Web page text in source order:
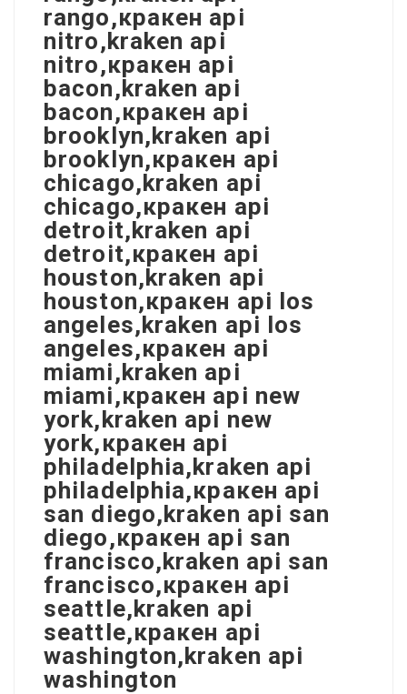
rango,кракен api
nitro,kraken api
nitro,кракен api
bacon,kraken api
bacon,кракен api
brooklyn,kraken api
brooklyn,кракен api
chicago,kraken api
chicago,кракен api
detroit,kraken api
detroit,кракен api
houston,kraken api
houston,кракен api los
angeles,kraken api los
angeles,кракен api
miami,kraken api
miami,кракен api new
york,kraken api new
york,кракен api
philadelphia,kraken api
philadelphia,кракен api
san diego,kraken api san
diego,кракен api san
francisco,kraken api san
francisco,кракен api
seattle,kraken api
seattle,кракен api
washington,kraken api
washington